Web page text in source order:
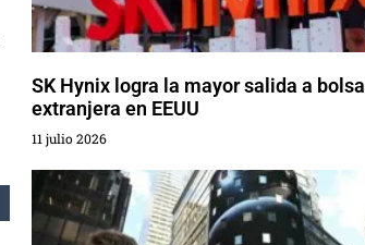
SK Hynix logra la mayor salida a bolsa
extranjera en EEUU
11 julio 2026